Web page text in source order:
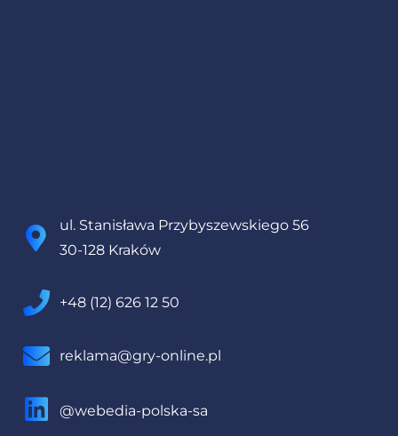
ul. Stanisława Przybyszewskiego 56
30-128 Kraków
+48 (12) 626 12 50
reklama@gry-online.pl
@webedia-polska-sa